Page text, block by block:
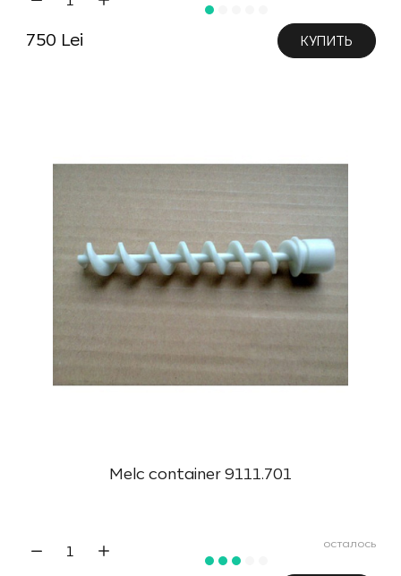
750 Lei КУПИТЬ
Melc container 9111.701
осталось